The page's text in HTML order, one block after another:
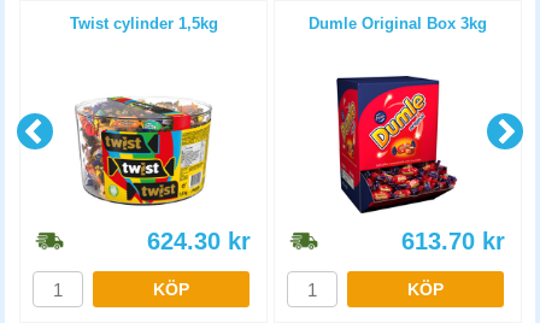
Twist cylinder 1,5kg
624.30 kr
KÖP
Dumle Original Box 3kg
613.70 kr
KÖP